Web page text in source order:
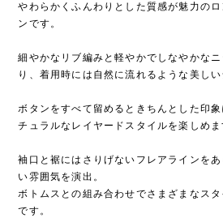
やわらかくふんわりとした質感が魅力の
ンです。
細やかなリブ編みと軽やかでしなやかな
り、着用時には自然に流れるような美しい
ボタンをすべて留めるときちんとした印
チュラルなレイヤードスタイルを楽しめま
袖口と裾にはさりげないフレアラインを
い雰囲気を演出。
ボトムスとの組み合わせでさまざまなス
です。